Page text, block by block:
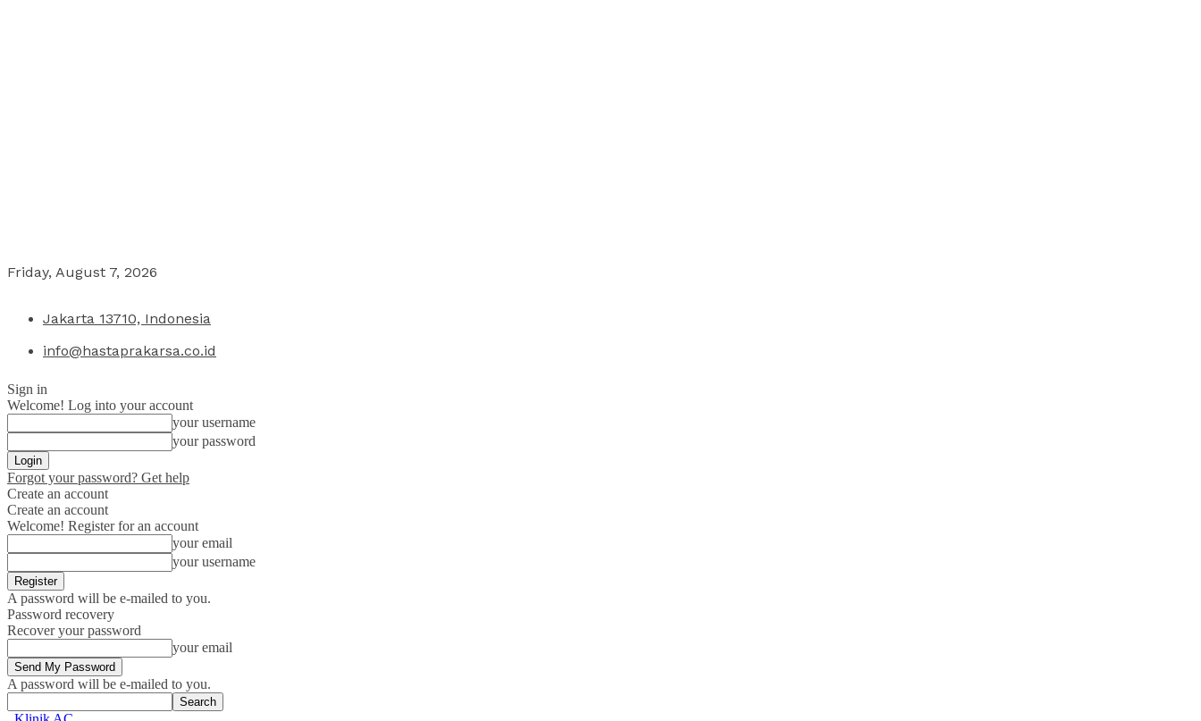
Friday, August 7, 2026
Jakarta 13710, Indonesia
info@hastaprakarsa.co.id
Sign in
Welcome! Log into your account
your username
your password
Forgot your password? Get help
Create an account
Create an account
Welcome! Register for an account
your email
your username
A password will be e-mailed to you.
Password recovery
Recover your password
your email
A password will be e-mailed to you.